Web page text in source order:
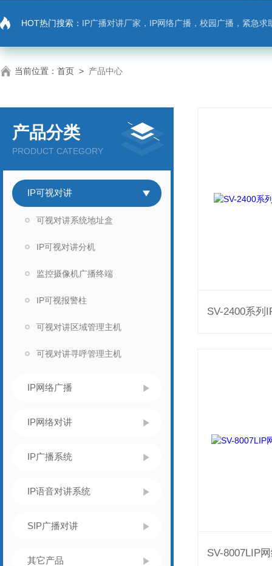
HOT热门搜索： IP广播对讲厂家，IP网络广播，校园广播，紧急求助，IP广播对讲系
当前位置： 首页 > 产品中心
产品分类
PRODUCT CATEGORY
IP可视对讲
可视对讲系统地址盒
IP可视对讲分机
监控摄像机广播终端
IP可视报警柱
可视对讲区域管理主机
可视对讲寻呼管理主机
IP网络广播
IP网络对讲
IP广播系统
IP语音对讲系统
SIP广播对讲
其它产品